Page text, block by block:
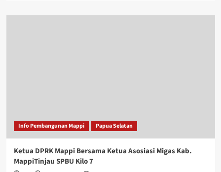
Info Pembangunan Mappi Papua Selatan
Ketua DPRK Mappi Bersama Ketua Asosiasi Migas Kab.
MappiTinjau SPBU Kilo 7